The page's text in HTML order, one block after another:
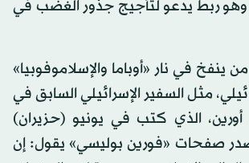
وهو ربط يدعو لتأجيج جذور الغضب في
ينفخ في نار «أوباما والإسلاموفوبيا»
مثل السفير الإسرائيلي السابق في
الذي كتب في يونيو (حزيران)
صفحات «فورين بوليسي» يقول: إن